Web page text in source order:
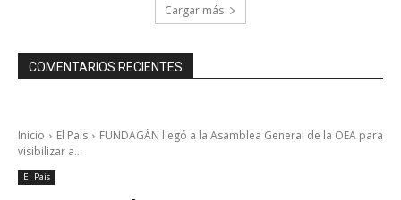
Cargar más
COMENTARIOS RECIENTES